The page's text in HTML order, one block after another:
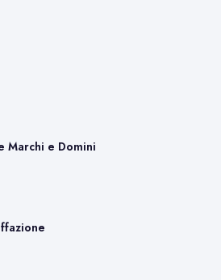
Marchi e Domini